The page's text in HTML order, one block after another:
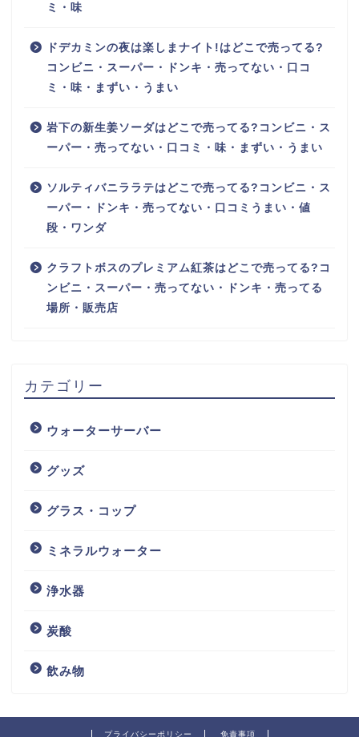
ミ・味
ドデカミンの夜は楽しまナイト!はどこで売ってる?
コンビニ・スーパー・ドンキ・売ってない・口コ
ミ・味・まずい・うまい
岩下の新生姜ソーダはどこで売ってる?コンビニ・ス
ーパー・売ってない・口コミ・味・まずい・うまい
ソルティバニララテはどこで売ってる?コンビニ・ス
ーパー・ドンキ・売ってない・口コミうまい・値
段・ワンダ
クラフトボスのプレミアム紅茶はどこで売ってる?コ
ンビニ・スーパー・売ってない・ドンキ・売ってる
場所・販売店
カテゴリー
ウォーターサーバー
グッズ
グラス・コップ
ミネラルウォーター
浄水器
炭酸
飲み物
プライバシーポリシー 免責事項